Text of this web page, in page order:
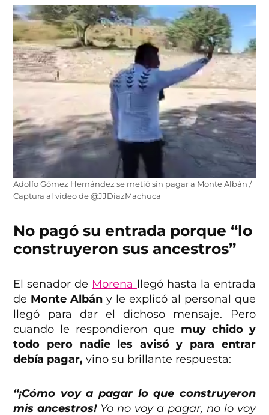
Adolfo Gómez Hernández se metió sin pagar a Monte Albán /
Captura al video de @JJDiazMachuca
No pagó su entrada porque “lo
construyeron sus ancestros”
El senador de Morena llegó hasta la entrada
de Monte Albány le explicó al personal que
llegó para dar el dichoso mensaje. Pero
cuando le respondieron que muy chido y
todo pero nadie les avisó y para entrar
debía pagar, vino su brillante respuesta:
“¡Cómo voy a pagar lo que construyeron
mis ancestros!Yo no voy a pagar, no lo voy